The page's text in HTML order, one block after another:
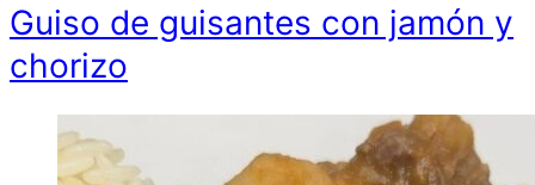
Guiso de guisantes con jamón y
chorizo